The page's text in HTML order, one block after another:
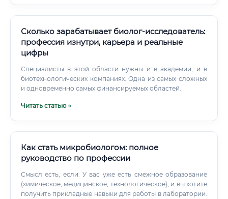
Регуляторный трек: Регуляторный специалист → Старший
регуляторный менеджер → Директор по регуляторным
вопросам 💼 Коммерческий трек: Медицинский советник
→ Менеджер продукта → Директор по маркетингу
фармацевтической линейки Таблица 7. Доходы
биофармаколога через 3–10 лет работы | Период-
специалист | 100 000 – 160 000 | | 🔴 5 лет | Senior /
Lead | 300 000 – 700 000 | | 🟣 10+ лет (международная
Сколько зарабатывает биолог-исследователь:
профессия изнутри, карьера и реальные
цифры
Специалисты в этой области нужны и в академии, и в
биотехнологических компаниях. Одна из самых сложных
и одновременно самых финансируемых областей.
Читать статью →
Как стать микробиологом: полное
руководство по профессии
Смысл есть, если: У вас уже есть смежное образование
(химическое, медицинское, технологическое), и вы хотите
получить прикладные навыки для работы в лаборатории.